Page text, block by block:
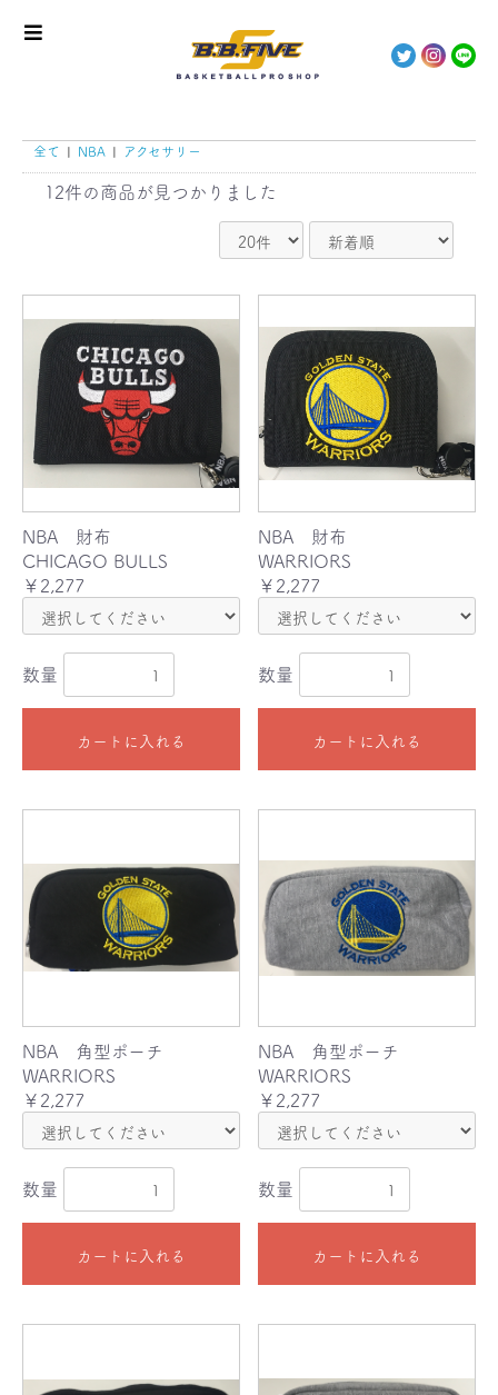
全て | NBA | アクセサリー
12件の商品が見つかりました
NBA 財布
CHICAGO BULLS
￥2,277
数量
カートに入れる
NBA 財布
WARRIORS
￥2,277
数量
カートに入れる
NBA 角型ポーチ
WARRIORS
￥2,277
数量
カートに入れる
NBA 角型ポーチ
WARRIORS
￥2,277
数量
カートに入れる